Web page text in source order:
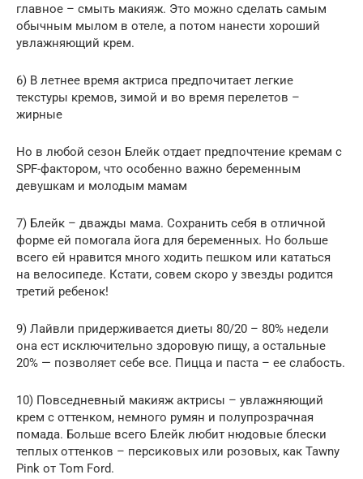
главное – смыть макияж. Это можно сделать самым
обычным мылом в отеле, а потом нанести хороший
увлажняющий крем.
6) В летнее время актриса предпочитает легкие
текстуры кремов, зимой и во время перелетов –
жирные
Но в любой сезон Блейк отдает предпочтение кремам с
SPF-фактором, что особенно важно беременным
девушкам и молодым мамам
7) Блейк – дважды мама. Сохранить себя в отличной
форме ей помогала йога для беременных. Но больше
всего ей нравится много ходить пешком или кататься
на велосипеде. Кстати, совем скоро у звезды родится
третий ребенок!
9) Лайвли придерживается диеты 80/20 – 80% недели
она ест исключительно здоровую пищу, а остальные
20% — позволяет себе все. Пицца и паста – ее слабость.
10) Повседневный макияж актрисы – увлажняющий
крем с оттенком, немного румян и полупрозрачная
помада. Больше всего Блейк любит нюдовые блески
теплых оттенков – персиковых или розовых, как Tawny
Pink от Tom Ford.